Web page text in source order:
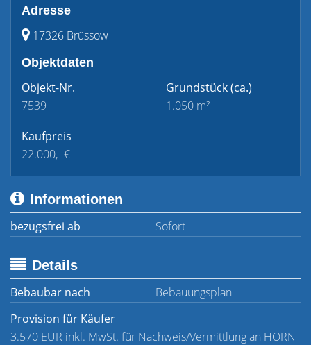
Adresse
17326 Brüssow
Objektdaten
Objekt-Nr.
7539
Grundstück(ca.)
1.050 m²
Kaufpreis
22.000,- €
Informationen
bezugsfrei ab
Sofort
Details
Bebaubar nach
Bebauungsplan
Provision für Käufer
3.570 EUR inkl. MwSt. für Nachweis/Vermittlung an HORN